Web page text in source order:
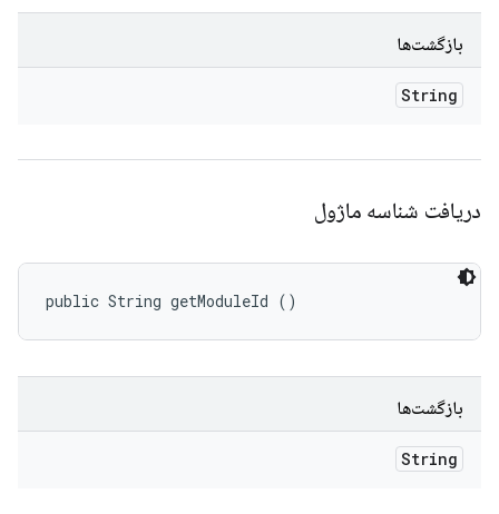
بازگشت‌ها
String
دریافت شناسه ماژول
public String getModuleId ()
بازگشت‌ها
String